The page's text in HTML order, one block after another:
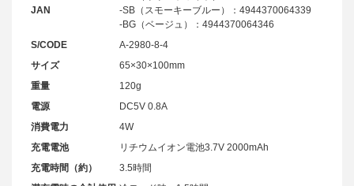
JAN
-SB（スモーキーブルー）：4944370064339
-BG（ベージュ）：4944370064346
S/CODE
A-2980-8-4
サイズ
65×30×100mm
重量
120g
電源
DC5V 0.8A
消費電力
4W
充電電池
リチウムイオン電池3.7V 2000mAh
充電時間（約）
3.5時間